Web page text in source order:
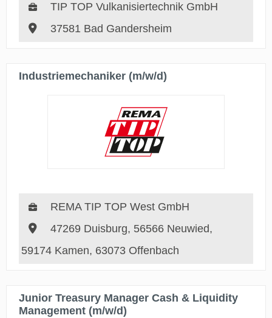
TIP TOP Vulkanisiertechnik GmbH
37581 Bad Gandersheim
Industriemechaniker (m/w/d)
REMA TIP TOP West GmbH
47269 Duisburg, 56566 Neuwied,
59174 Kamen, 63073 Offenbach
Junior Treasury Manager Cash & Liquidity
Management (m/w/d)